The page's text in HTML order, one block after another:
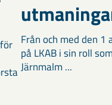
Från och med den
på LKAB i sin roll
Järnmalm ...